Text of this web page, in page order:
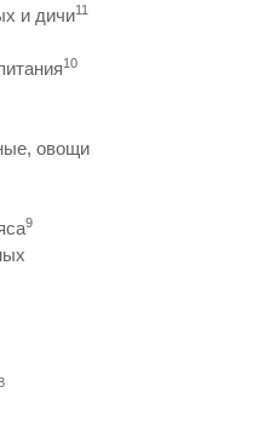
и дичи11
10
овощи
9